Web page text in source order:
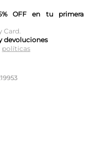
OFF en tu primera
Card.
devoluciones
políticas